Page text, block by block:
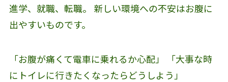
進学、就職、転職。 新しい環境への不安はお腹に
出やすいものです。
「お腹が痛くて電車に乗れるか心配」 「大事な時
にトイレに行きたくなったらどうしよう」